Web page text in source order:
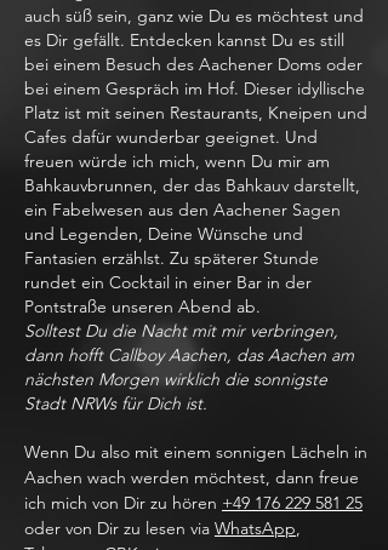
auch süß sein, ganz wie Du es möchtest und
es Dir gefällt. Entdecken kannst Du es still
bei einem Besuch des Aachener Doms oder
bei einem Gespräch im Hof. Dieser idyllische
Platz ist mit seinen Restaurants, Kneipen und
Cafes dafür wunderbar geeignet. Und
freuen würde ich mich, wenn Du mir am
Bahkauvbrunnen, der das Bahkauv darstellt,
ein Fabelwesen aus den Aachener Sagen
und Legenden, Deine Wünsche und
Fantasien erzählst. Zu späterer Stunde
rundet ein Cocktail in einer Bar in der
Pontstraße unseren Abend ab.
Solltest Du die Nacht mit mir verbringen,
dann hofft Callboy Aachen, das Aachen am
nächsten Morgen wirklich die sonnigste
Stadt NRWs für Dich ist.
Wenn Du also mit einem sonnigen Lächeln in
Aachen wach werden möchtest, dann freue
ich mich von Dir zu hören +49 176 229 581 25
oder von Dir zu lesen via WhatsApp,